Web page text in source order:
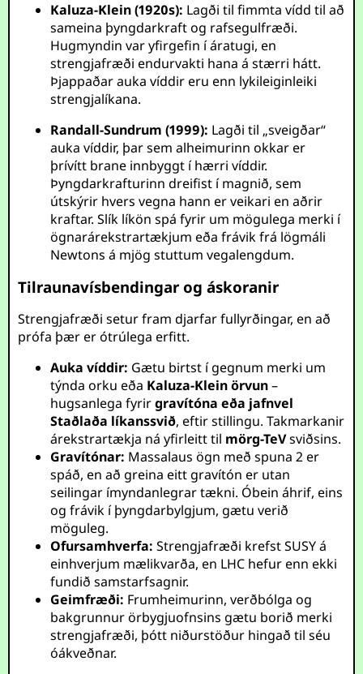
Kaluza-Klein (1920s): Lagði til fimmta vídd til að
sameina þyngdarkraft og rafsegulfræði.
Hugmyndin var yfirgefin í áratugi, en
strengjafræði endurvakti hana á stærri hátt.
Þjappaðar auka víddir eru enn lykileiginleiki
strengjalíkana.
Randall-Sundrum (1999): Lagði til „sveigðar“
auka víddir, þar sem alheimurinn okkar er
þrívítt brane innbyggt í hærri víddir.
Þyngdarkrafturinn dreifist í magnið, sem
útskýrir hvers vegna hann er veikari en aðrir
kraftar. Slík líkön spá fyrir um mögulega merki í
ögnarárekstrartækjum eða frávik frá lögmáli
Newtons á mjög stuttum vegalengdum.
Tilraunavísbendingar og áskoranir
Strengjafræði setur fram djarfar fullyrðingar, en að
prófa þær er ótrúlega erfitt.
Auka víddir: Gætu birtst í gegnum merki um
týnda orku eða Kaluza-Klein örvun–
hugsanlega fyrirgravítóna eða jafnvel
Staðlaða líkanssvið, eftir stillingu. Takmarkanir
árekstrartækja ná yfirleitt til mörg-TeVsviðsins.
Gravítónar: Massalaus ögn með spuna 2 er
spáð, en að greina eitt gravítón er utan
seilingar ímyndanlegrar tækni. Óbein áhrif, eins
og frávik í þyngdarbylgjum, gætu verið
möguleg.
Ofursamhverfa: Strengjafræði krefst SUSY á
einhverjum mælikvarða, en LHC hefur enn ekki
fundið samstarfsagnir.
Geimfræði: Frumheimurinn, verðbólga og
bakgrunnur örbygjuofnsins gætu borið merki
strengjafræði, þótt niðurstöður hingað til séu
óákveðnar.